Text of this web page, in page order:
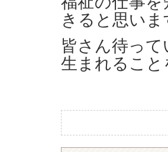
きると思いま
皆さん待っ
生まれるこ